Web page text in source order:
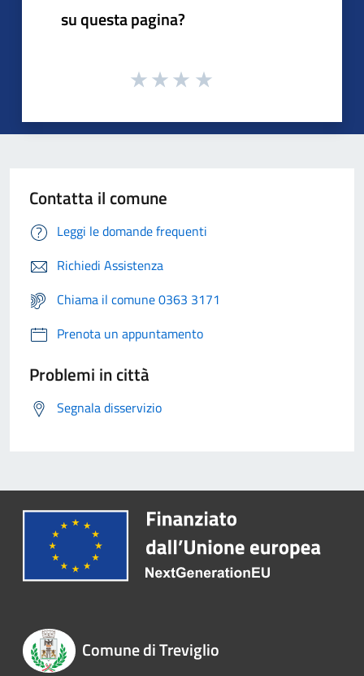
su questa pagina?
Contatta il comune
Leggi le domande frequenti
Richiedi Assistenza
Chiama il comune 0363 3171
Prenota un appuntamento
Problemi in città
Segnala disservizio
Comune di Treviglio